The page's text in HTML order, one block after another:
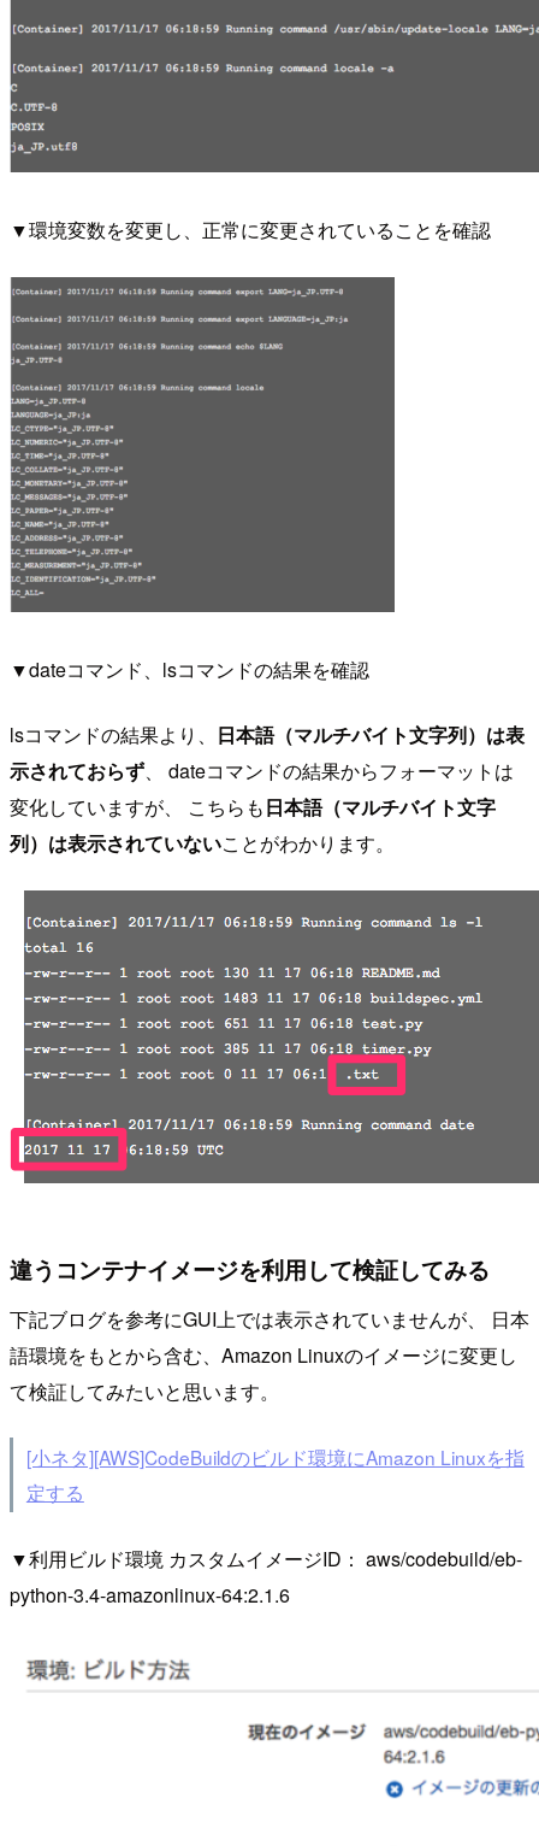
▼環境変数を変更し、正常に変更されていることを確認
▼dateコマンド、lsコマンドの結果を確認
lsコマンドの結果より、 日本語（マルチバイト文字列）は表
示されておらず、 dateコマンドの結果からフォーマットは
変化していますが、 こちらも日本語（マルチバイト文字
列）は表示されていないことがわかります。
違うコンテナイメージを利用して検証してみる
下記ブログを参考にGUI上では表示されていませんが、 日本
語環境をもとから含む、Amazon Linuxのイメージに変更し
て検証してみたいと思います。
[小ネタ][AWS]CodeBuildのビルド環境にAmazon Linuxを指
定する
▼利用ビルド環境 カスタムイメージID： aws/codebuild/eb-
python-3.4-amazonlinux-64:2.1.6